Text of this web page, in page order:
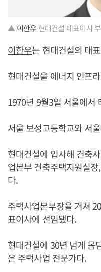
▲ 이한우 현대건설 대표이사
이한우는 현대건설의 대
현대건설을 에너지 인프
1970년 9월3일 서울에서
서울 보성고등학교와 서
현대건설에 입사해 건축
업본부 건축주택지원실
다.
주택사업본부장을 거쳐
표이사에 선임됐다.
현대건설에 30년 넘게 몸
은 주택사업 전문가다.